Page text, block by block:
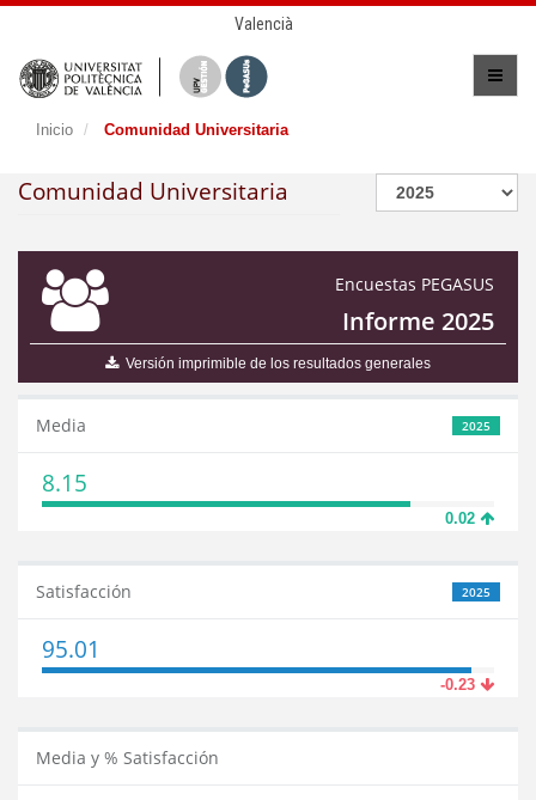
Valencià
Inicio Comunidad Universitaria
Comunidad Universitaria
Encuestas PEGASUS
Informe 2025
Versión imprimible de los resultados generales
2025
Media
8.15
0.02
2025
Satisfacción
95.01
-0.23
Media y % Satisfacción